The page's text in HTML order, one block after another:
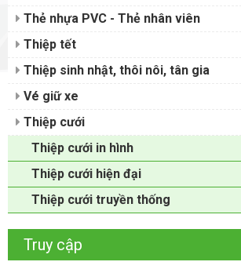
Thẻ nhựa PVC - Thẻ nhân viên
Thiệp tết
Thiệp sinh nhật, thôi nôi, tân gia
Vé giữ xe
Thiệp cưới
Thiệp cưới in hình
Thiệp cưới hiện đại
Thiệp cưới truyền thống
Truy cập